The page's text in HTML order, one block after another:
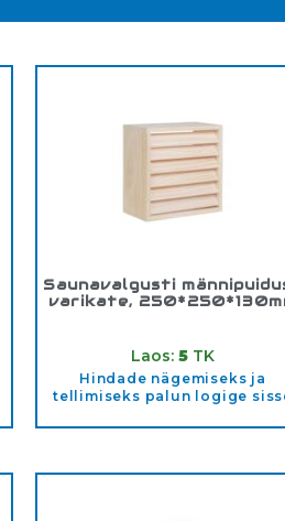
Saunavalgusti
varikate,
Laos: 5TK
Hindade nägemiseks ja
tellimiseks palun logige